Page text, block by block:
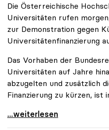
Die Österreichische
Universitäten rufen
zur Demonstration gegen
Universitätenfinanzierung
Das Vorhaben der
Universitäten auf Jahre
abzugelten und zusätzlich
Finanzierung zu kürzen, ist
#UnisRetten Warum es
...weiterlesen